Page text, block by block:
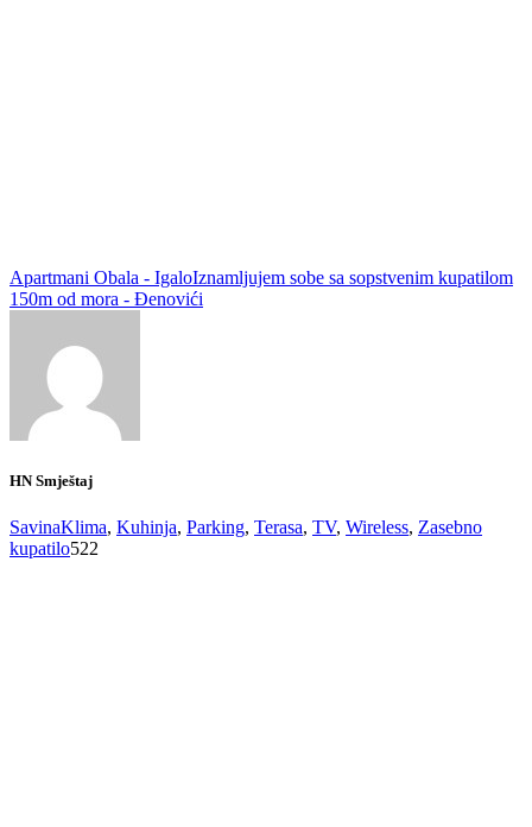
Apartmani Obala - IgaloIznamljujem sobe sa sopstvenim kupatilom
150m od mora - Đenovići
HN Smještaj
SavinaKlima, Kuhinja, Parking, Terasa, TV, Wireless, Zasebno
kupatilo522